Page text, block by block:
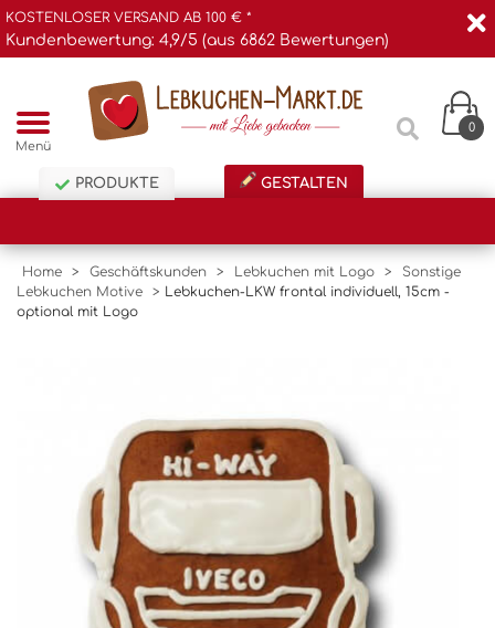
KOSTENLOSER VERSAND AB 100 € *
Kundenbewertung: 4,9/5 (aus 6862 Bewertungen)
Menü
0
PRODUKTE GESTALTEN
Home > Geschäftskunden > Lebkuchen mit Logo >
Sonstige
Lebkuchen Motive
> Lebkuchen-LKW frontal individuell, 15cm -
optional mit Logo